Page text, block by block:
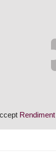
Rendiment